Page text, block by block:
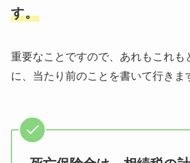
す。
重要なことですので、あれもこれも
に、当たり前のことを書いて行きま